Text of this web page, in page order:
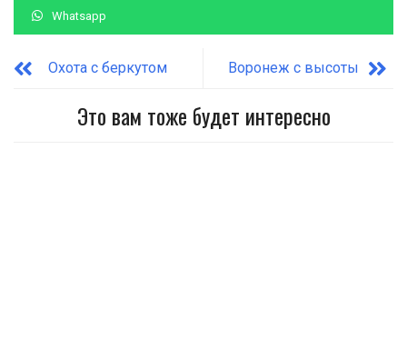
Whatsapp
Охота с беркутом Воронеж с высоты
Это вам тоже будет интересно